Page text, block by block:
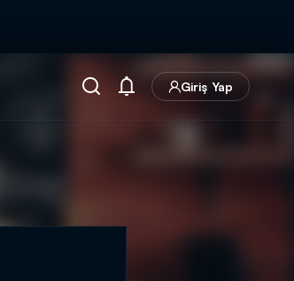
Giriş Yap